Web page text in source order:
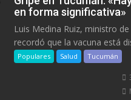
en forma significativa»
Luis Medina Ruiz, ministro
recordó que la vacuna está
Populares Salud Tucumán